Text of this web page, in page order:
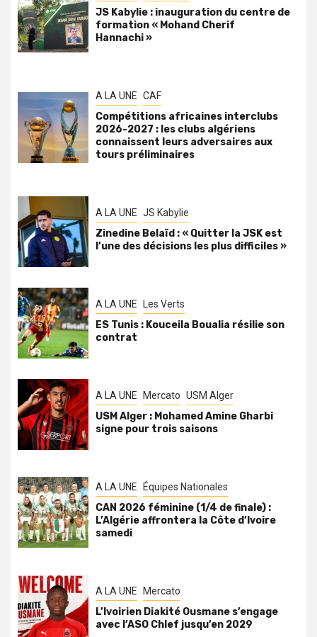
JS Kabylie : inauguration du centre de
formation « Mohand Cherif
Hannachi »
A LA UNE CAF
Compétitions africaines interclubs
2026-2027 : les clubs algériens
connaissent leurs adversaires aux
tours préliminaires
A LA UNE JS Kabylie
Zinedine Belaïd : « Quitter la JSK est
l’une des décisions les plus difficiles »
A LA UNE Les Verts
ES Tunis : Kouceila Boualia résilie son
contrat
A LA UNE Mercato USM Alger
USM Alger : Mohamed Amine Gharbi
signe pour trois saisons
A LA UNE Équipes Nationales
CAN 2026 féminine (1/4 de finale) :
L’Algérie affrontera la Côte d’Ivoire
samedi
A LA UNE Mercato
L’Ivoirien Diakité Ousmane s’engage
avec l’ASO Chlef jusqu’en 2029